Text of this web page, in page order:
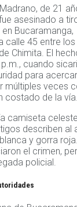
de 21
asesinado a
Bucaramanga,
calle 45 entre
Chimita. El
cuando
para
múltiples veces
costado de la vía.
camiseta
describen al
y gorra
el crimen,
policial.